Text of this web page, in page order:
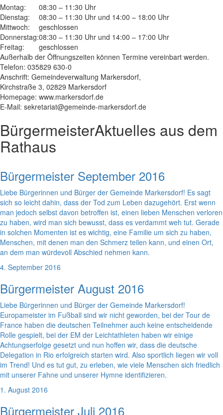
Montag:
08:30 – 11:30 Uhr
Dienstag:
08:30 – 11:30 Uhr und 14:00 – 18:00 Uhr
Mittwoch:
geschlossen
Donnerstag:08:30 – 11:30 Uhr und 14:00 – 17:00 Uhr
Freitag:
geschlossen
Außerhalb der Öffnungszeiten können Termine vereinbart werden.
Telefon: 035829 630-0
Anschrift: Gemeindeverwaltung Markersdorf,
Kirchstraße 3, 02829 Markersdorf
Homepage: www.markersdorf.de
E-Mail: sekretariat@gemeinde-markersdorf.de
BürgermeisterAktuelles aus dem
Rathaus
Bürgermeister September 2016
Liebe Bürgerinnen und Bürger der Gemeinde Markersdorf! Es sagt
sich so leicht dahin, dass der Tod zum Leben dazugehört. Erst wenn
man jedoch selbst davon betroffen ist, einen lieben Menschen verloren
zu haben, wird man sich bewusst, dass es verdammt weh tut. Gerade
in solchen Momenten ist es wichtig, eine Familie um sich zu haben,
Menschen, mit denen man den Schmerz teilen kann, und einen Ort,
an dem man würdevoll Abschied nehmen kann.
4. September 2016
Bürgermeister August 2016
Liebe Bürgerinnen und Bürger der Gemeinde Markersdorf!
Europameister im Fußball sind wir nicht geworden, bei der Tour de
France haben die deutschen Teilnehmer auch keine entscheidende
Rolle gespielt, bei der EM der Leichtathleten haben wir einige
Achtungserfolge gesetzt und nun hoffen wir, dass die deutsche
Delegation in Rio erfolgreich starten wird. Also sportlich liegen wir voll
im Trend! Und es tut gut, zu erleben, wie viele Menschen sich friedlich
mit unserer Fahne und unserer Hymne identifizieren.
1. August 2016
Bürgermeister Juli 2016